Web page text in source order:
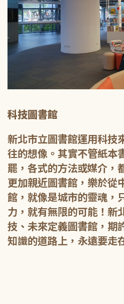
科技圖書館
新北市立圖書館運用科技
往的想像。其實不管紙本
罷，各式的方法或媒介，
更加親近圖書館，樂於從
館，就像是城市的靈魂，
力，就有無限的可能！新
技、未來定義圖書館，期
知識的道路上，永遠要走